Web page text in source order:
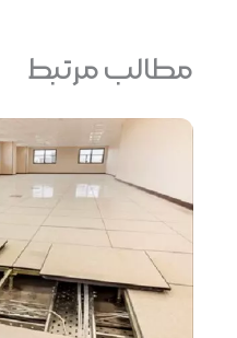
مطالب مرتبط